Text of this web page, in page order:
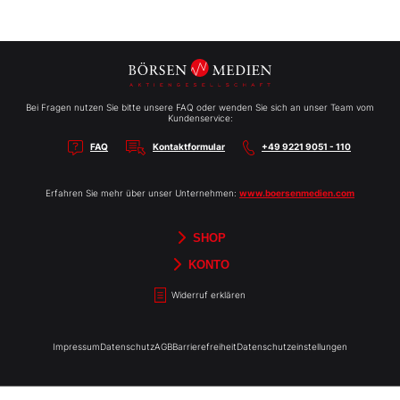
Bei Fragen nutzen Sie bitte unsere FAQ oder wenden Sie sich an unser Team vom
Kundenservice:
FAQ Kontaktformular +49 9221 9051 - 110
Erfahren Sie mehr über unser Unternehmen: www.boersenmedien.com
SHOP
Börsenbriefe
Aktien-Reports
HEBELTRADER
TradingDay
Newsletter
Merchandise
Gutscheine
KONTO
Widerruf erklären
ImpressumDatenschutzAGBBarrierefreiheitDatenschutzeinstellungen